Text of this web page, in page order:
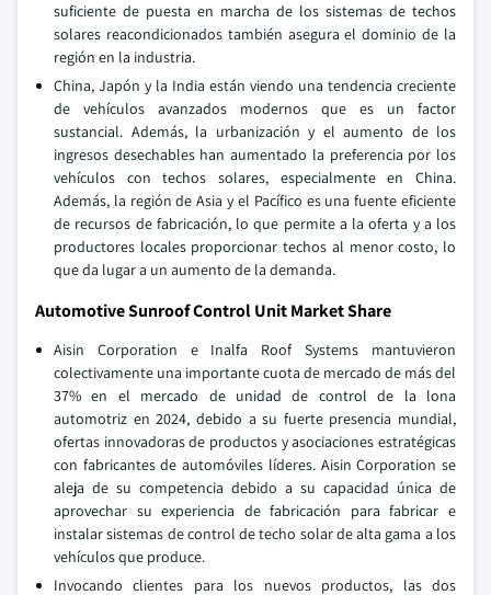
suficiente de puesta en marcha de los sistemas de techos
solares reacondicionados también asegura el dominio de la
región en la industria.
China, Japón y la India están viendo una tendencia creciente
de vehículos avanzados modernos que es un factor
sustancial. Además, la urbanización y el aumento de los
ingresos desechables han aumentado la preferencia por los
vehículos con techos solares, especialmente en China.
Además, la región de Asia y el Pacífico es una fuente eficiente
de recursos de fabricación, lo que permite a la oferta y a los
productores locales proporcionar techos al menor costo, lo
que da lugar a un aumento de la demanda.
Automotive Sunroof Control Unit Market Share
Aisin Corporation e Inalfa Roof Systems mantuvieron
colectivamente una importante cuota de mercado de más del
37% en el mercado de unidad de control de la lona
automotriz en 2024, debido a su fuerte presencia mundial,
ofertas innovadoras de productos y asociaciones estratégicas
con fabricantes de automóviles líderes. Aisin Corporation se
aleja de su competencia debido a su capacidad única de
aprovechar su experiencia de fabricación para fabricar e
instalar sistemas de control de techo solar de alta gama a los
vehículos que produce.
Invocando clientes para los nuevos productos, las dos